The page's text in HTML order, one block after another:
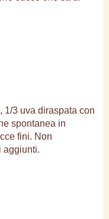
1/3 uva diraspata con
spontanea in
fini. Non
aggiunti.